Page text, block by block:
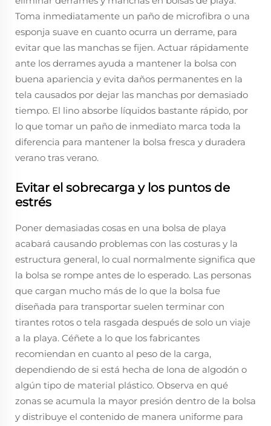
Toma inmediatamente un paño de microfibra o una
esponja suave en cuanto ocurra un derrame, para
evitar que las manchas se fijen. Actuar rápidamente
ante los derrames ayuda a mantener la bolsa con
buena apariencia y evita daños permanentes en la
tela causados por dejar las manchas por demasiado
tiempo. El lino absorbe líquidos bastante rápido, por
lo que tomar un paño de inmediato marca toda la
diferencia para mantener la bolsa fresca y duradera
verano tras verano.
Evitar el sobrecarga y los puntos de
estrés
Poner demasiadas cosas en una bolsa de playa
acabará causando problemas con las costuras y la
estructura general, lo cual normalmente significa que
la bolsa se rompe antes de lo esperado. Las personas
que cargan mucho más de lo que la bolsa fue
diseñada para transportar suelen terminar con
tirantes rotos o tela rasgada después de solo un viaje
a la playa. Céñete a lo que los fabricantes
recomiendan en cuanto al peso de la carga,
dependiendo de si está hecha de lona de algodón o
algún tipo de material plástico. Observa en qué
zonas se acumula la mayor presión dentro de la bolsa
y distribuye el contenido de manera uniforme para